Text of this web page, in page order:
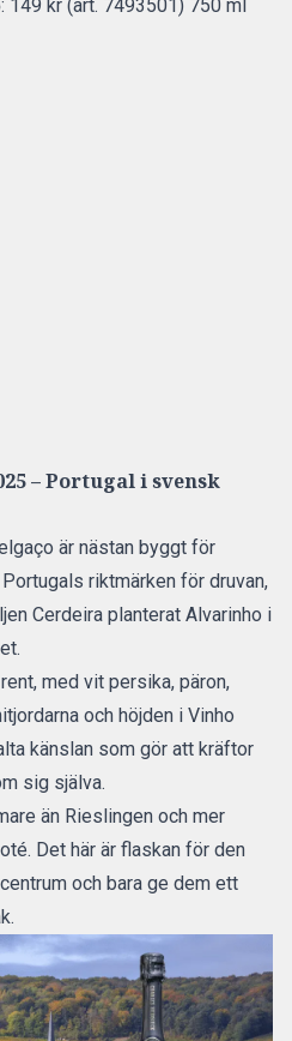
: 149 kr (art. 7493501) 750 ml
– Portugal i svensk
är nästan byggt för
riktmärken för druvan,
Cerdeira planterat Alvarinho i
med vit persika, päron,
och höjden i Vinho
känslan som gör att kräftor
sig själva.
än Rieslingen och mer
Det här är flaskan för den
och bara ge dem ett